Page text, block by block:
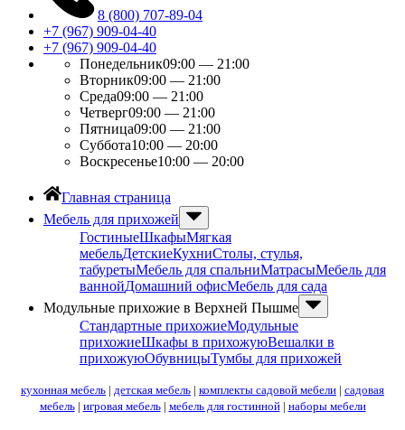
8 (800) 707-89-04
+7 (967) 909-04-40
+7 (967) 909-04-40
Понедельник09:00 — 21:00
Вторник09:00 — 21:00
Среда09:00 — 21:00
Четверг09:00 — 21:00
Пятница09:00 — 21:00
Суббота10:00 — 20:00
Воскресенье10:00 — 20:00
Главная страница
Мебель для прихожей
ГостиныеШкафыМягкая
мебельДетскиеКухниСтолы, стулья,
табуретыМебель для спальниМатрасыМебель для
ваннойДомашний офисМебель для сада
Модульные прихожие в Верхней Пышме
Стандартные прихожиеМодульные
прихожиеШкафы в прихожуюВешалки в
прихожуюОбувницыТумбы для прихожей
кухонная мебель | детская мебель | комплекты садовой мебели | садовая
мебель| игровая мебель| мебель для гостинной| наборы мебели